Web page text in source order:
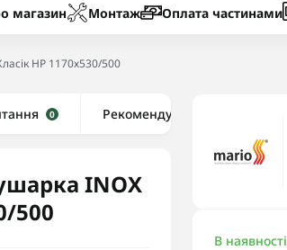
магазин Монтаж Оплата частинами
водяні
Колби
HP 1170х530/500
0 Рекомендуємо
INOX
500
В наявності